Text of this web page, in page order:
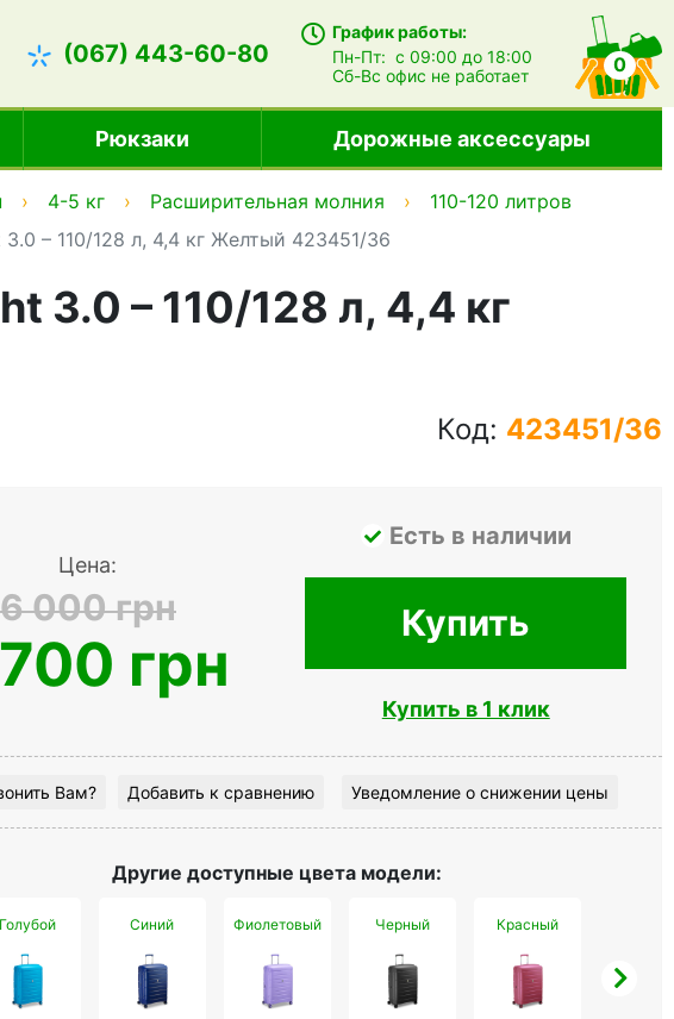
(067) 443-60-80
График работы:
Пн-Пт:с 09:00 до 18:00
Сб-Всофис не работает 0
Рюкзаки Дорожные аксессуары
4-5 кг Расширительная молния
110-120 литров
– 110/128 л, 4,4 кг Желтый 423451/36
3.0 – 110/128 л, 4,4 кг
Код: 423451/36
Цена:
6 000 грн
грн
Есть в наличии
Купить
Купить в 1 клик
Вам? Добавить к сравнению Уведомление о снижении цены
Другие доступные цвета модели:
Голубой Синий Фиолетовый Черный Красный